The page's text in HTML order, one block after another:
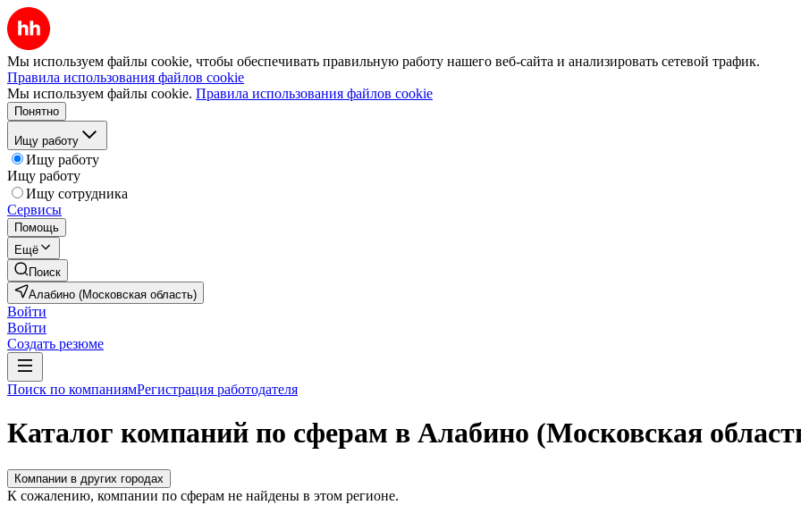
Мы используем файлы cookie, чтобы обеспечивать правильную работу нашего веб-сайта и анализировать сетевой трафик.
Правила использования файлов cookie
Мы используем файлы cookie. Правила использования файлов cookie
Понятно
Ищу работу
Ищу работу
Ищу работу
Ищу сотрудника
Сервисы
Помощь
Ещё
Поиск
Алабино (Московская область)
Войти
Войти
Создать резюме
Поиск по компаниямРегистрация работодателя
Каталог компаний по сферам в Алабино (Московская
Компании в других городах
К сожалению, компании по сферам не найдены в этом регионе.